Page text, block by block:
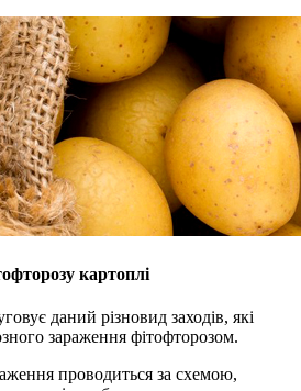
картоплі
даний різновид заходів, які
зараження фітофторозом.
проводиться за схемою,